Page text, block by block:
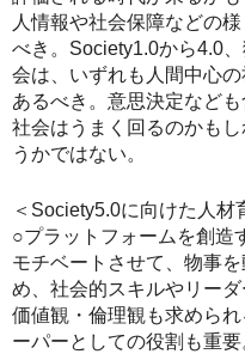
人情報や社会保障などの
べき。Society1.0から4.0
会は、いずれも人間中心
あるべき。意思決定など
社会はうまく回るのかも
うかではない。
＜Society5.0に向けた人材
○プラットフォームを創造
モチベートさせて、物事
め、社会的スキルやリー
価値観・倫理観も求めら
ーパーとしての役割も重